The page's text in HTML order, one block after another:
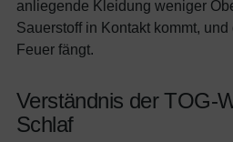
anliegende Kleidung weniger
Sauerstoff in Kontakt kommt,
Feuer fängt.
Verständnis der TOG-
Schlaf